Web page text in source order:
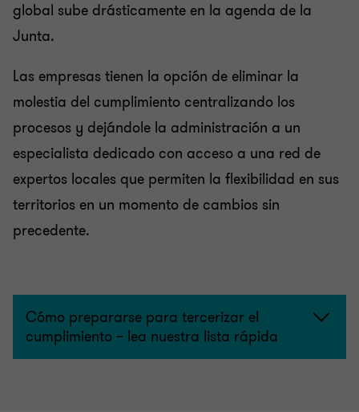
global sube drásticamente en la agenda de la
Junta.
Las empresas tienen la opción de eliminar la
molestia del cumplimiento centralizando los
procesos y dejándole la administración a un
especialista dedicado con acceso a una red de
expertos locales que permiten la flexibilidad en sus
territorios en un momento de cambios sin
precedente.
Cómo prepararse para tercerizar el
cumplimiento – lea nuestra lista rápida